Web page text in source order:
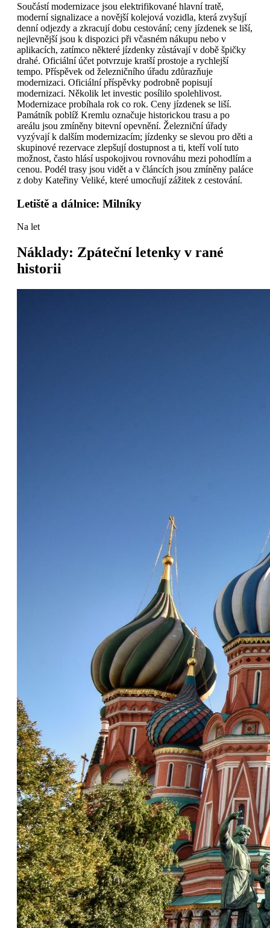
Součástí modernizace jsou elektrifikované hlavní tratě,
moderní signalizace a novější kolejová vozidla, která zvyšují
denní odjezdy a zkracují dobu cestování; ceny jízdenek se liší,
nejlevnější jsou k dispozici při včasném nákupu nebo v
aplikacích, zatímco některé jízdenky zůstávají v době špičky
drahé. Oficiální účet potvrzuje kratší prostoje a rychlejší
tempo. Příspěvek od železničního úřadu zdůrazňuje
modernizaci. Oficiální příspěvky podrobně popisují
modernizaci. Několik let investic posílilo spolehlivost.
Modernizace probíhala rok co rok. Ceny jízdenek se liší.
Památník poblíž Kremlu označuje historickou trasu a po
areálu jsou zmíněny bitevní opevnění. Železniční úřady
vyzývají k dalším modernizacím; jízdenky se slevou pro děti a
skupinové rezervace zlepšují dostupnost a ti, kteří volí tuto
možnost, často hlásí uspokojivou rovnováhu mezi pohodlím a
cenou. Podél trasy jsou vidět a v článcích jsou zmíněny paláce
z doby Kateřiny Veliké, které umocňují zážitek z cestování.
Letiště a dálnice: Milníky
Na let
Náklady: Zpáteční letenky v rané
historii